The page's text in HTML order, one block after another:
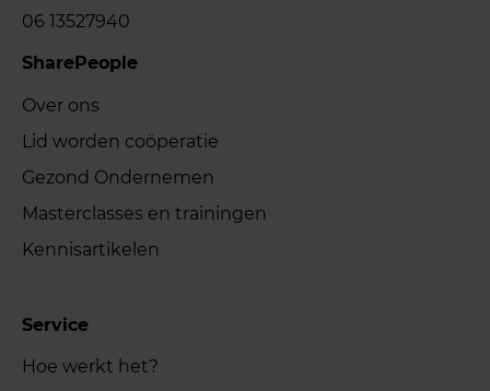
06 13527940
SharePeople
Over ons
Lid worden coöperatie
Gezond Ondernemen
Masterclasses en trainingen
Kennisartikelen
Service
Hoe werkt het?